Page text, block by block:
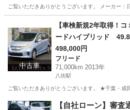
ご覧いただきありがとうございます。 メー
八街駅 キューブ
中古車
【車検新規2年取得！
ードハイブリッド
498,000円
フリード
71,000km 2013年
八街駅
ご覧いただきありがとうございます。 ★千葉・
千葉 八街市 八街駅 フリード フ
【自社ローン】審査